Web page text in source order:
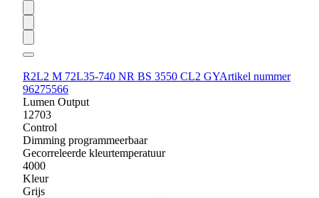
R2L2 M 72L35-740 NR BS 3550 CL2 GYArtikel nummer
96275566
Lumen Output
12703
Control
Dimming programmeerbaar
Gecorreleerde kleurtemperatuur
4000
Kleur
Grijs